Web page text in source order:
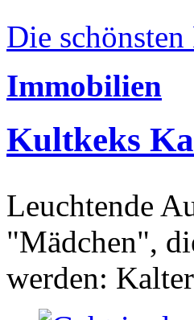
Die
Immobilien
Kultkeks
Leuchtende
"Mädchen",
werden: